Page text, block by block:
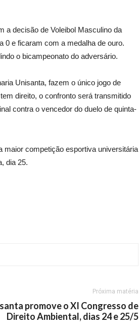
a decisão de Voleibol Masculino da
0 e ficaram com a medalha de ouro.
o bicampeonato do adversário.
Unisanta, fazem o único jogo de
direito, o confronto será transmitido
contra o vencedor do duelo de quinta-
maior competição esportiva universitária
dia 25.
Próxima matéria
promove o XI Congresso de
Direito Ambiental, dias 24 e 25/5